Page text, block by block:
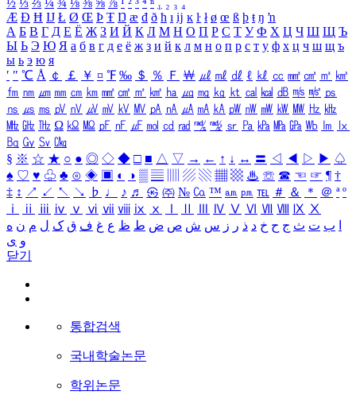
½ ⅓ ⅔ ¼ ¾ ⅛ ⅜ ⅝ ⅞ ¹ ² ³ ⁴ ⁿ ₁ ₂ ₃ ₄
Æ Ð Ħ Ĳ Ł Ø Œ Þ Ŧ Ŋ æ đ ð ħ ı ĳ ĸ ŀ ł ø œ ß þ ŧ ŋ ŉ
А Б В Г Д Е Ё Ж З И Й К Л М Н О П Р С Т У Ф Х Ц Ч Ш Щ Ъ
Ы Ь Э Ю Я а б в г д е ё ж з и й к л м н о п р с т у ф х ц ч ш щ ъ
ы ь э ю я
′ ″ ℃ Å ￠ ￡ ￥ ¤ ℉ ‰ ＄ ％ Ｆ ￦ ㎕ ㎖ ㎗ ℓ ㎘ ㏄ ㎣ ㎤ ㎥ ㎦
㎙ ㎚ ㎛ ㎜ ㎝ ㎞ ㎟ ㎠ ㎡ ㎢ ㏊ ㎍ ㎎ ㎏ ㏏ ㎈ ㎉ ㏈ ㎧ ㎨ ㎰
㎱ ㎲ ㎳ ㎴ ㎵ ㎶ ㎷ ㎸ ㎹ ㎀ ㎁ ㎂ ㎃ ㎄ ㎺ ㎻ ㎽ ㎾ ㎿ ㎐ ㎑
㎒ ㎓ ㎔ Ω ㏀ ㏁ ㎊ ㎋ ㎌ ㏖ ㏅ ㎭ ㎮ ㎯ ㏛ ㎩ ㎪ ㎫ ㎬ ㏝ ㏐
㏓
㏃ ㏉ ㏜ ㏆
§ ※ ☆ ★ ○ ● ◎ ◇ ◆ □ ■ △ ▽ → ← ↑ ↓ ↔ 〓 ◁ ◀ ▷ ▶ ♤
♠ ♡ ♥ ♧ ♣ ⊙ ◈ ▣ ◐ ◑ ▒ ▤ ▨ ▧ ▦ ▩ ♨ ☏ ☎ ☜ ☞ ¶ †
‡ ↕ ↗ ↙ ↖ ↘ ♭ ♩ ♪ ♬ ㉿ ㈜ № ㏇ ™ ㏂ ㏘ ℡ ＃ ＆ ＊ ＠ ª º
ⅰ
ⅱ ⅲ ⅳ ⅴ ⅵ ⅶ ⅷ ⅸ ⅹ Ⅳ Ⅴ Ⅵ Ⅶ Ⅷ Ⅸ Ⅹ
ب ت ث ج ح خ د ذ ر ز س ش ص ض ط ظ ع غ ف ق ک ل م ن ه
و ی
닫기
통합검색
국내학술논문
학위논문